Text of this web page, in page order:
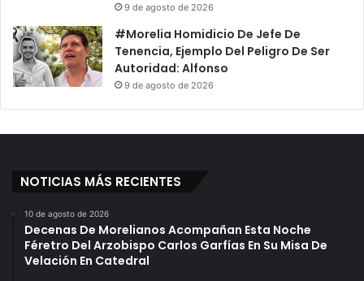
9 de agosto de 2026
#Morelia Homidicio De Jefe De
Tenencia, Ejemplo Del Peligro De Ser
Autoridad: Alfonso
9 de agosto de 2026
NOTICIAS MÁS RECIENTES
10 de agosto de 2026
Decenas De Morelianos Acompañan Esta Noche
Féretro Del Arzobispo Carlos Garfías En Su Misa De
Velación En Catedral